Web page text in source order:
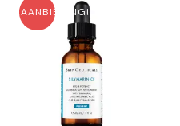
AANBIEDING!